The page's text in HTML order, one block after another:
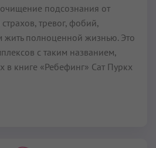
подсознания от
тревог, фобий,
полноценной жизнью. Это
с таким названием,
книге «Ребефинг» Сат Пуркх